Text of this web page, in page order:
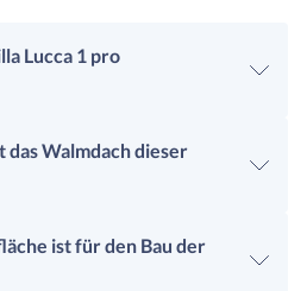
Lucca 1 pro
Walmdach dieser
ist für den Bau der